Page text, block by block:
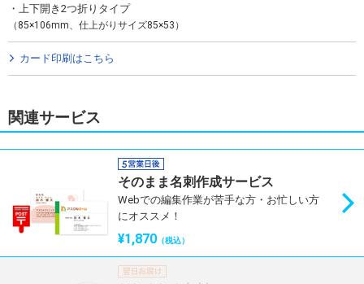
・上下開き2つ折りタイプ
（85×106mm、仕上がりサイズ85×53）
カード印刷はこちら
関連サービス
そのまま名刺作成サービス
Webでの編集作業が苦手な方・お忙しい方
にオススメ！
¥1,870 （税込）